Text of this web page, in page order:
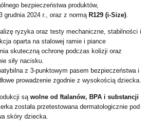
bezpieczeństwa produktów,
grudnia 2024 r., oraz z normą R129 (i-Size).
ryzyka oraz testy mechaniczne, stabilności i
oparta na stalowej ramie i piance
skuteczną ochronę podczas kolizji oraz
siły nacisku.
z 3-punktowym pasem bezpieczeństwa i
prowadzenie zgodnie z wysokością dziecka.
są wolne od ftalanów, BPA i substancji
została przetestowana dermatologicznie pod
skóry dziecka.